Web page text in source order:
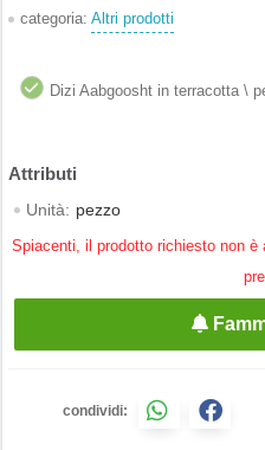
categoria: Altri prodotti
Dizi Aabgoosht in terracotta \
Unità: pezzo
Spiacenti, il prodotto richiesto non
condividi: